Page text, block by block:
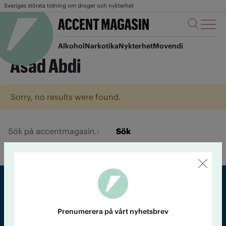
Sveriges största tidning om droger och nykterhet
AlkoholNarkotikaNykterhetMovendi
Asad Abdi
Sorry, no results were found.
Sök
Prenumerera på vårt nyhetsbrev